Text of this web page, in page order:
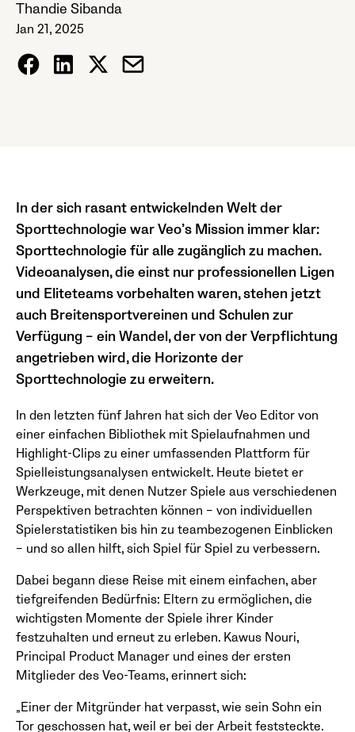
Thandie Sibanda
Jan 21, 2025
In der sich rasant entwickelnden Welt der
Sporttechnologie war Veo’s Mission immer klar:
Sporttechnologie für alle zugänglich zu machen.
Videoanalysen, die einst nur professionellen Ligen
und Eliteteams vorbehalten waren, stehen jetzt
auch Breitensportvereinen und Schulen zur
Verfügung – ein Wandel, der von der Verpflichtung
angetrieben wird, die Horizonte der
Sporttechnologie zu erweitern.
In den letzten fünf Jahren hat sich der Veo Editor von
einer einfachen Bibliothek mit Spielaufnahmen und
Highlight-Clips zu einer umfassenden Plattform für
Spielleistungsanalysen entwickelt. Heute bietet er
Werkzeuge, mit denen Nutzer Spiele aus verschiedenen
Perspektiven betrachten können – von individuellen
Spielerstatistiken bis hin zu teambezogenen Einblicken
– und so allen hilft, sich Spiel für Spiel zu verbessern.
Dabei begann diese Reise mit einem einfachen, aber
tiefgreifenden Bedürfnis: Eltern zu ermöglichen, die
wichtigsten Momente der Spiele ihrer Kinder
festzuhalten und erneut zu erleben. Kawus Nouri,
Principal Product Manager und eines der ersten
Mitglieder des Veo-Teams, erinnert sich:
„Einer der Mitgründer hat verpasst, wie sein Sohn ein
Tor geschossen hat, weil er bei der Arbeit feststeckte.